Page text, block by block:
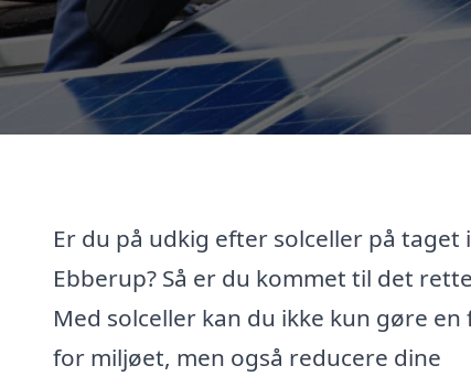
Er du på udkig efter solceller på taget i
Ebberup? Så er du kommet til det
Med solceller kan du ikke kun gøre en
for miljøet, men også reducere dine